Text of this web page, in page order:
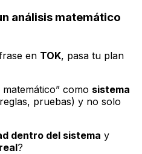
análisis matemático
en TOK, pasa tu plan
como sistema
pruebas) y no solo
dentro del sistema y
?